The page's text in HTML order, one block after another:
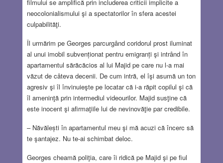
filmului se amplifică prin includerea criticii implicite a
neocolonialismului şi a spectatorilor în sfera acestei
culpabilităţi.
Îl urmărim pe Georges parcurgând coridorul prost iluminat
al unui imobil subvenționat pentru emigranți şi intrând în
apartamentul sărăcăcios al lui Majid pe care nu l-a mai
văzut de câteva decenii. De cum intră, el îşi asumă un ton
agresiv şi îl învinuieşte pe locatar că i-a răpit copilul şi că
îl ameninţă prin intermediul videourilor. Majid susţine că
este inocent şi afirmaţiile lui de nevinovăţie par credibile.
– Năvălești în apartamentul meu şi mă acuzi că încerc să
te şantajez. Nu te-ai schimbat deloc.
Georges cheamă poliţia, care îi ridică pe Majid şi pe fiul